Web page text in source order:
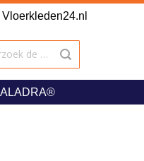
ALADRA®